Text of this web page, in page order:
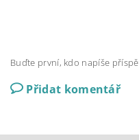
Buďte první, kdo napíše
Přidat komentář